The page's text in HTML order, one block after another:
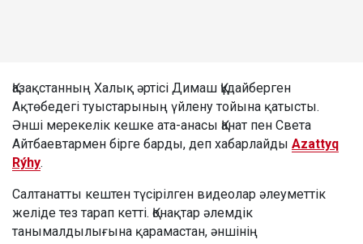
Қазақстанның Халық әртісі Димаш Құдайберген
Ақтөбедегі туыстарының үйлену тойына қатысты.
Әнші мерекелік кешке ата-анасы Қанат пен Света
Айтбаевтармен бірге барды, деп хабарлайды Azattyq
Rýhy.
Салтанатты кештен түсірілген видеолар әлеуметтік
желіде тез тарап кетті. Қонақтар әлемдік
танымалдылығына қарамастан, әншінің